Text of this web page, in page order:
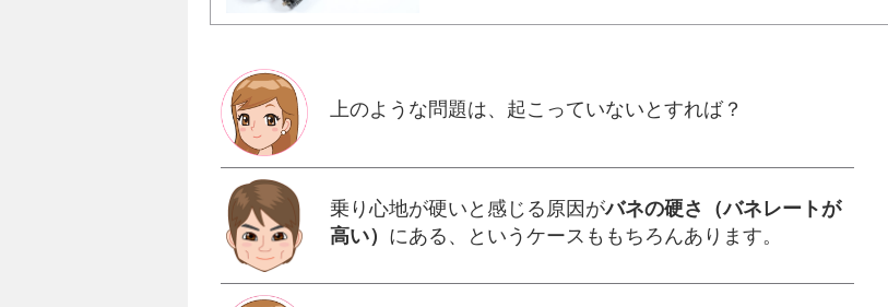
上のような問題は、起こっていないとすれば？
乗り心地が硬いと感じる原因がバネの硬さ（バネレートが
高い） にある、というケースももちろんあります。